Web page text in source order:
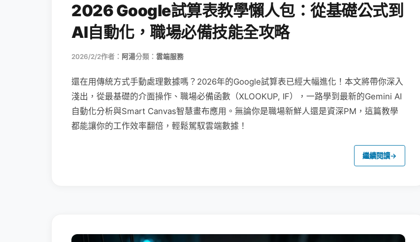
2026 Google試算表教學懶人包：從基礎公式到
AI自動化，職場必備技能全攻略
2026/2/2作者： 阿湯分類： 雲端服務
還在用傳統方式手動處理數據嗎？2026年的Google試算表已經大幅進化！本文將帶你深入
淺出，從最基礎的介面操作、職場必備函數（XLOOKUP, IF），一路學到最新的Gemini AI
自動化分析與Smart Canvas智慧畫布應用。無論你是職場新鮮人還是資深PM，這篇教學
都能讓你的工作效率翻倍，輕鬆駕馭雲端數據！
繼續閱讀→